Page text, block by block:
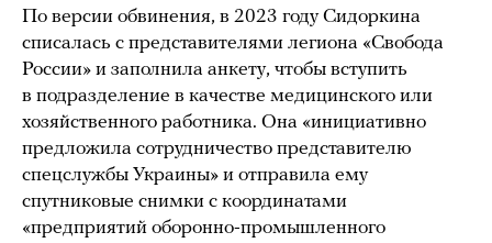
По версии обвинения, в 2023 году Сидоркина
списалась с представителями легиона «Свобода
России» и заполнила анкету, чтобы вступить
в подразделение в качестве медицинского или
хозяйственного работника. Она «инициативно
предложила сотрудничество представителю
спецслужбы Украины» и отправила ему
спутниковые снимки с координатами
«предприятий оборонно-промышленного